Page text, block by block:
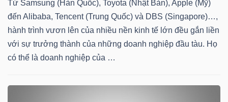
Từ Samsung (Hàn Quốc), Toyota (Nhật Bản), Apple (Mỹ)
đến Alibaba, Tencent (Trung Quốc) và DBS (Singapore)…,
hành trình vươn lên của nhiều nền kinh tế lớn đều gắn liền
với sự trưởng thành của những doanh nghiệp đầu tàu. Họ
có thể là doanh nghiệp của …
VỤ
TRUYỀN
THÔNG